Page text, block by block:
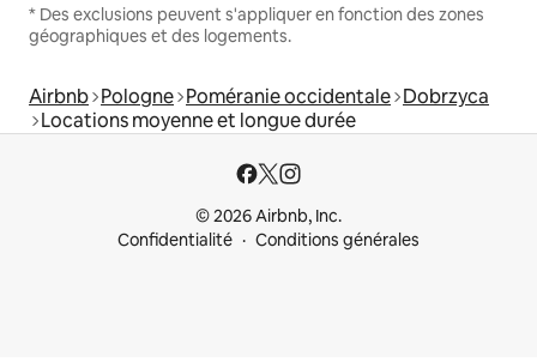
* Des exclusions peuvent s'appliquer en fonction des zones
géographiques et des logements.
Airbnb Pologne Poméranie occidentale Dobrzyca
Locations moyenne et longue durée
© 2026 Airbnb, Inc.
Confidentialité
Conditions générales